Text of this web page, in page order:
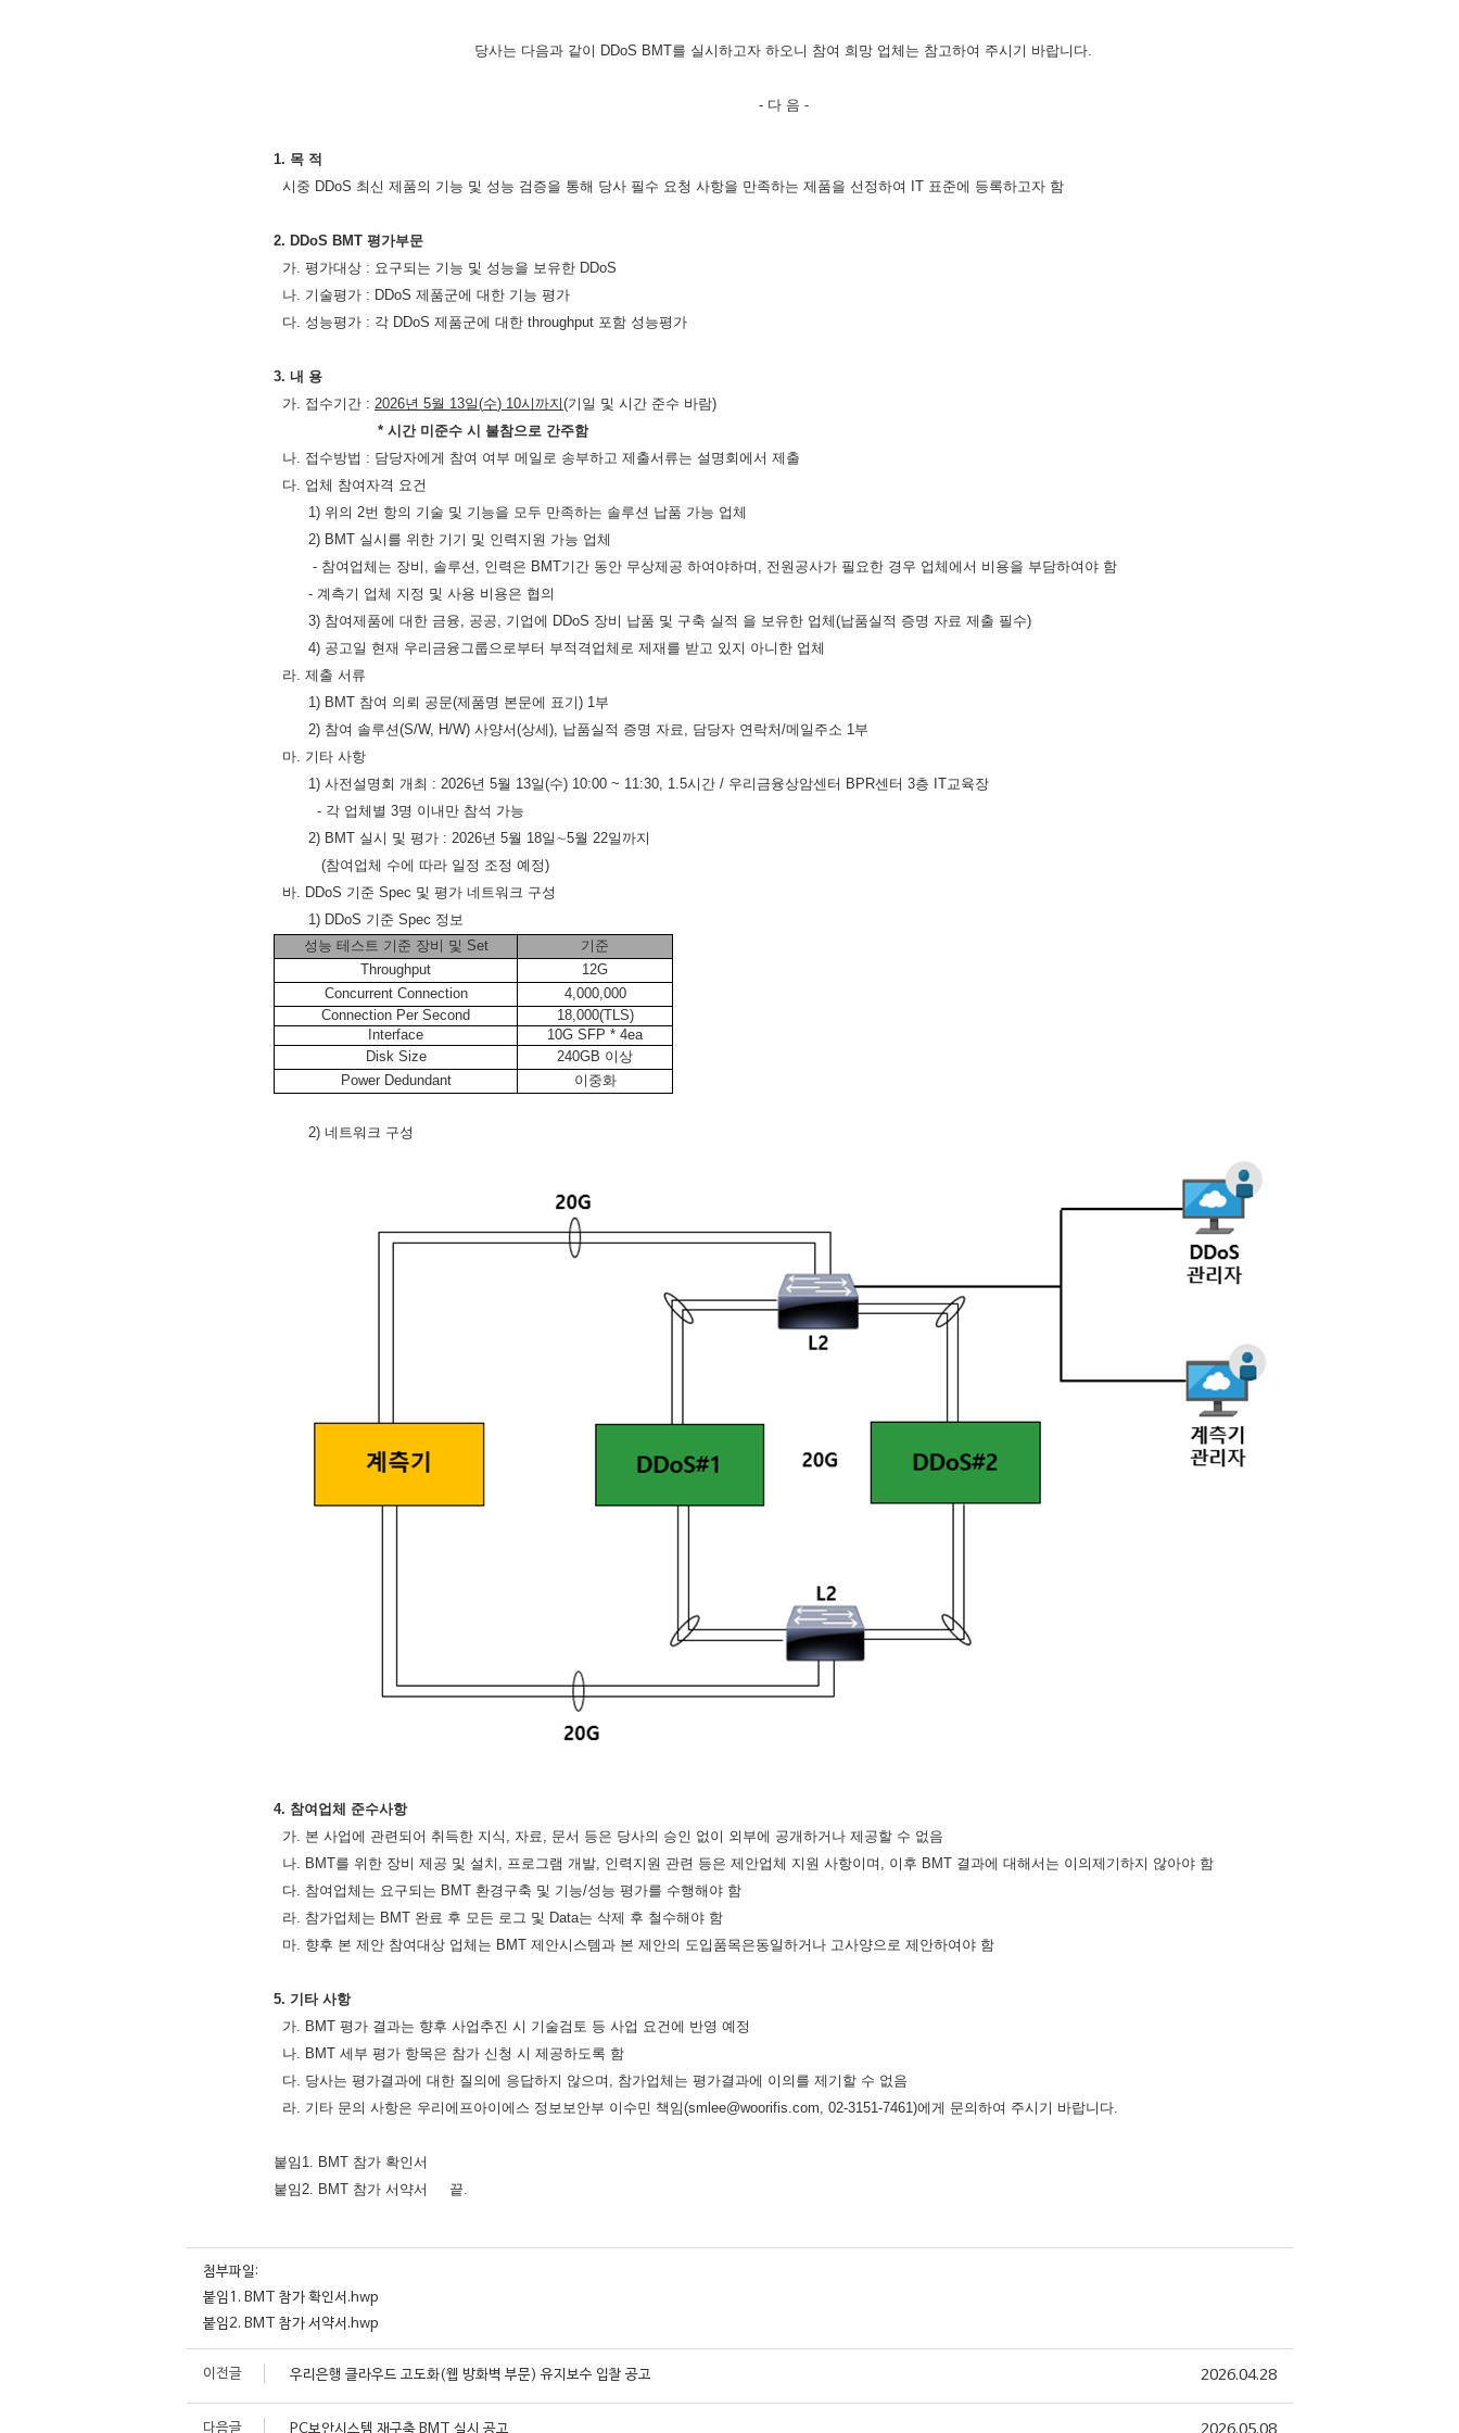
당사는 다음과 같이 DDoS BMT를 실시하고자 하오니 참여 희망 업체는 참고하여 주시기 바랍니다.
- 다 음 -
1. 목 적
시중 DDoS 최신 제품의 기능 및 성능 검증을 통해 당사 필수 요청 사항을 만족하는 제품을 선정하여 IT 표준에 등록하고자 함
2. DDoS BMT 평가부문
가. 평가대상 : 요구되는 기능 및 성능을 보유한 DDoS
나. 기술평가 : DDoS 제품군에 대한 기능 평가
다. 성능평가 : 각 DDoS 제품군에 대한 throughput 포함 성능평가
3. 내 용
가. 접수기간 : 2026년 5월 13일(수) 10시까지(기일 및 시간 준수 바람)
* 시간 미준수 시 불참으로 간주함
나. 접수방법 : 담당자에게 참여 여부 메일로 송부하고 제출서류는 설명회에서 제출
다. 업체 참여자격 요건
1) 위의 2번 항의 기술 및 기능을 모두 만족하는 솔루션 납품 가능 업체
2) BMT 실시를 위한 기기 및 인력지원 가능 업체
- 참여업체는 장비 , 솔루션 , 인력은 BMT기간 동안 무상제공 하여야하며 , 전원공사가 필요한 경우 업체에서 비용을 부담하여야 함
- 계측기 업체 지정 및 사용 비용은 협의
3) 참여제품에 대한 금융, 공공, 기업에 DDoS 장비 납품 및 구축 실적 을 보유한 업체(납품실적 증명 자료 제출 필수)
4) 공고일 현재 우리금융그룹으로부터 부적격업체로 제재를 받고 있지 아니한 업체
라. 제출 서류
1) BMT 참여 의뢰 공문(제품명 본문에 표기) 1부
2) 참여 솔루션(S/W, H/W) 사양서(상세), 납품실적 증명 자료, 담당자 연락처/메일주소 1부
마. 기타 사항
1) 사전설명회 개최 : 2026년 5월 13일(수) 10:00 ~ 11:30, 1.5시간 / 우리금융상암센터 BPR센터 3층 IT교육장
- 각 업체별 3명 이내만 참석 가능
2) BMT 실시 및 평가 : 2026년 5월 18일 ∼5월 22일까지
(참여업체 수에 따라 일정 조정 예정)
바. DDoS 기준 Spec 및 평가 네트워크 구성
1) DDoS 기준 Spec 정보
성능 테스트 기준 장비 및 Set
기준
Throughput
12G
Concurrent Connection
4,000,000
Connection Per Second
18,000(TLS)
Interface
10G SFP * 4ea
Disk Size
240GB 이상
Power Dedundant
이중화
2) 네트워크 구성
4. 참여업체 준수사항
가. 본 사업에 관련되어 취득한 지식 , 자료, 문서 등은 당사의 승인 없이 외부에 공개하거나 제공할 수 없음
나. BMT를 위한 장비 제공 및 설치 , 프로그램 개발, 인력지원 관련 등은 제안업체 지원 사항이며 , 이후 BMT 결과에 대해서는 이의제기하지 않아야 함
다. 참여업체는 요구되는 BMT 환경구축 및 기능/성능 평가를 수행해야 함
라. 참가업체는 BMT 완료 후 모든 로그 및 Data는 삭제 후 철수해야 함
마. 향후 본 제안 참여대상 업체는 BMT 제안시스템과 본 제안의 도입품목은동일하거나 고사양으로 제안하여야 함
5. 기타 사항
가. BMT 평가 결과는 향후 사업추진 시 기술검토 등 사업 요건에 반영 예정
나. BMT 세부 평가 항목은 참가 신청 시 제공하도록 함
다. 당사는 평가결과에 대한 질의에 응답하지 않으며 , 참가업체는 평가결과에 이의를 제기할 수 없음
라. 기타 문의 사항은 우리에프아이에스 정보보안부 이수민 책임(smlee@woorifis.com, 02-3151-7461)에게 문의하여 주시기 바랍니다.
붙임1. BMT 참가 확인서
붙임2. BMT 참가 서약서 끝.
첨부파일:
붙임1. BMT 참가 확인서.hwp
붙임2. BMT 참가 서약서.hwp
이전글 우리은행 클라우드 고도화(웹 방화벽 부문) 유지보수 입찰 공고 2026.04.28
다음글 PC보안시스템 재구축 BMT 실시 공고